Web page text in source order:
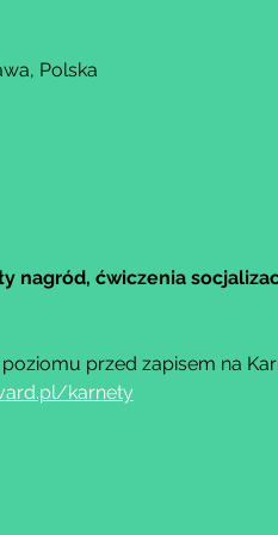
Polska
nagród, ćwiczenia
przed zapisem na
karnety